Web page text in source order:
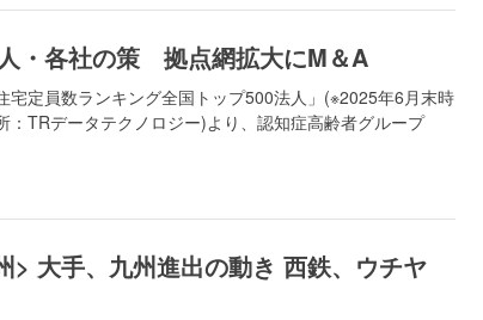
・各社の策 拠点網拡大にM＆A
定員数ランキング全国トップ500法人」(※2025年6月末時
TRデータテクノロジー)より、認知症高齢者グループ
> 大手、九州進出の動き 西鉄、ウチヤ